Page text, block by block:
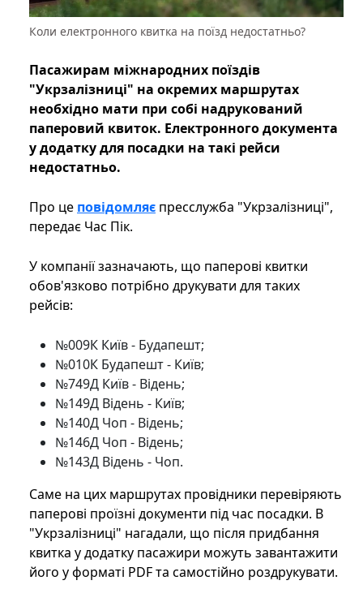
Коли електронного квитка на поїзд недостатньо?
Пасажирам міжнародних поїздів
"Укрзалізниці" на окремих маршрутах
необхідно мати при собі надрукований
паперовий квиток. Електронного документа
у додатку для посадки на такі рейси
недостатньо.
Про це повідомляє пресслужба "Укрзалізниці",
передає Час Пік.
У компанії зазначають, що паперові квитки
обов'язково потрібно друкувати для таких
рейсів:
№009К Київ - Будапешт;
№010К Будапешт - Київ;
№749Д Київ - Відень;
№149Д Відень - Київ;
№140Д Чоп - Відень;
№146Д Чоп - Відень;
№143Д Відень - Чоп.
Саме на цих маршрутах провідники перевіряють
паперові проїзні документи під час посадки. В
"Укрзалізниці" нагадали, що після придбання
квитка у додатку пасажири можуть завантажити
його у форматі PDF та самостійно роздрукувати.